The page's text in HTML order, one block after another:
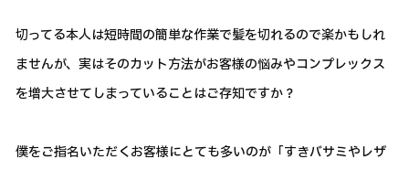
切ってる本人は短時間の簡単な作業で髪を切れるので楽かもしれ
ませんが、実はそのカット方法がお客様の悩みやコンプレックス
を増大させてしまっていることはご存知ですか？
僕をご指名いただくお客様にとても多いのが「すきバサミやレザ